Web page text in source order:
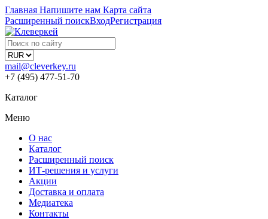
Главная Напишите нам Карта сайта
Расширенный поискВходРегистрация
mail@cleverkey.ru
+7 (495) 477-51-70
Каталог
Меню
О нас
Каталог
Расширенный поиск
ИТ-решения и услуги
Акции
Доставка и оплата
Медиатека
Контакты